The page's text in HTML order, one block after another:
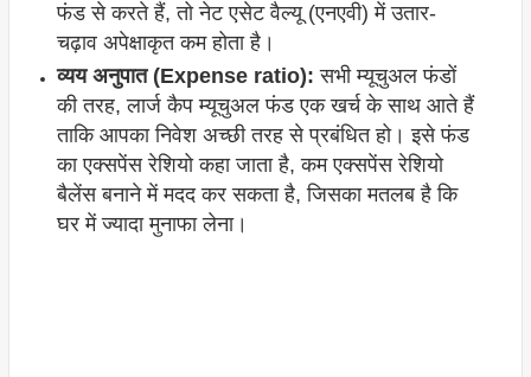
फंड से करते हैं, तो नेट एसेट वैल्यू (एनएवी) में उतार-
चढ़ाव अपेक्षाकृत कम होता है।
व्यय अनुपात (Expense ratio): सभी म्यूचुअल फंडों
की तरह, लार्ज कैप म्यूचुअल फंड एक खर्च के साथ आते हैं
ताकि आपका निवेश अच्छी तरह से प्रबंधित हो। इसे फंड
का एक्सपेंस रेशियो कहा जाता है, कम एक्सपेंस रेशियो
बैलेंस बनाने में मदद कर सकता है, जिसका मतलब है कि
घर में ज्यादा मुनाफा लेना।